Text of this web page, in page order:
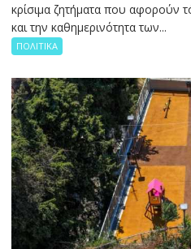
κρίσιμα ζητήματα που αφορούν
και την καθημερινότητα των...
ΠΟΛΙΤΙΚΑ